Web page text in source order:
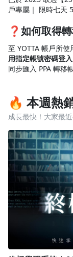
戶專屬｜ 限時七天
❓如何取得
至 YOTTA 帳戶所使
用指定帳號密碼登入
同步匯入 PPA 轉移
🔥 本週熱
成長最快！大家最